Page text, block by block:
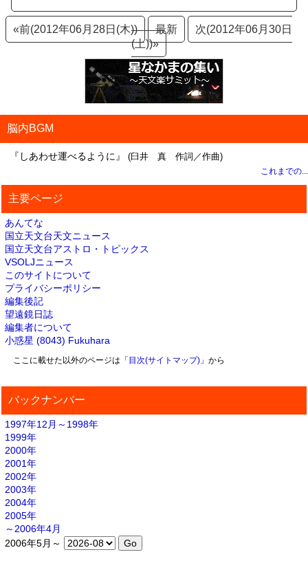
«前(2012年06月28日(木)) 最新
次(2012年06月30日
(土))»
脳内BGM
『しあわせ運べるように』 (臼井 真 作詞／作曲)
これまでの...
主要ページ
あんてな
国立天文台天文ニュース
国立天文台アストロ・トピックス
VSOLJニュース
このサイトについて
プライバシーポリシー
編集後記
望遠鏡日誌
編集者について
小惑星 (8043) Fukuhara
ここに載せた以外のページは「 目次(サイトマップ)」から
バックナンバー
1997年12月～1998年
1999年
2000年
2001年
2002年
2003年
2004年
2005年
～2006年4月
2006年5月～